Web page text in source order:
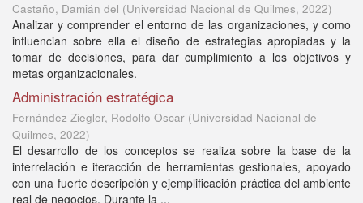
Castaño, Damián del (Universidad Nacional de Quilmes, 2022)
Analizar y comprender el entorno de las organizaciones, y como
influencian sobre ella el diseño de estrategias apropiadas y la
tomar de decisiones, para dar cumplimiento a los objetivos y
metas organizacionales.
Administración estratégica
Fernández Ziegler, Rodolfo Oscar (Universidad Nacional de
Quilmes, 2022)
El desarrollo de los conceptos se realiza sobre la base de la
interrelación e iteracción de herramientas gestionales, apoyado
con una fuerte descripción y ejemplificación práctica del ambiente
real de negocios. Durante la ...